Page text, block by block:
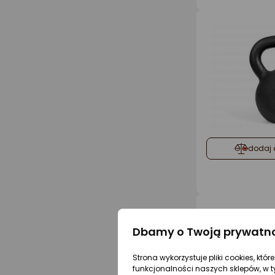
dodaj
Dbamy o Twoją
Strona wykorzystuje pliki cookies,
funkcjonalności naszych sklepów, w